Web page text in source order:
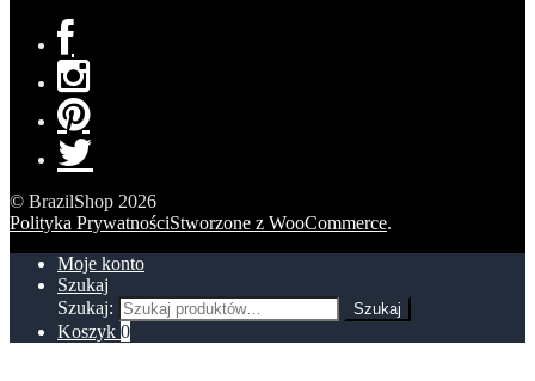
© BrazilShop 2026
Polityka PrywatnościStworzone z WooCommerce.
Moje konto
Szukaj
Szukaj:
Szukaj
Koszyk 0